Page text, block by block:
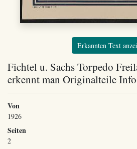
Erkannten Text
Fichtel u. Sachs Torpedo
erkennt man Originalteile
Von
1926
Seiten
2